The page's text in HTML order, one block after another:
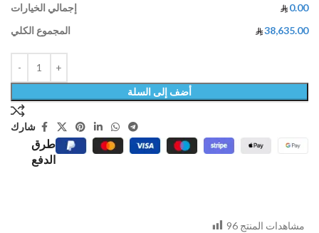
إجمالي الخيارات
0.00
المجموع الكلي
38,635.00
أضف إلى السلة
شارك
طرق
الدفع
مشاهدات المنتج 96